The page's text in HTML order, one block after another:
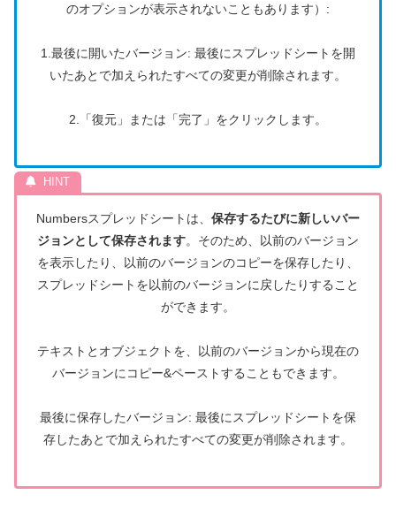
のオプションが表示されないこともあります）:
1.最後に開いたバージョン: 最後にスプレッドシートを開
いたあとで加えられたすべての変更が削除されます。
2.「復元」または「完了」をクリックします。
Numbersスプレッドシートは、 保存するたびに新しいバー
ジョンとして保存されます。そのため、以前のバージョン
を表示したり、以前のバージョンのコピーを保存したり、
スプレッドシートを以前のバージョンに戻したりすること
ができます。
テキストとオブジェクトを、以前のバージョンから現在の
バージョンにコピー&ペーストすることもできます。
最後に保存したバージョン: 最後にスプレッドシートを保
存したあとで加えられたすべての変更が削除されます。